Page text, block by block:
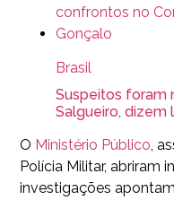
Brasil
Suspeitos foram
Salgueiro, dizem
O Ministério Público,
Polícia Militar, abriram
investigações